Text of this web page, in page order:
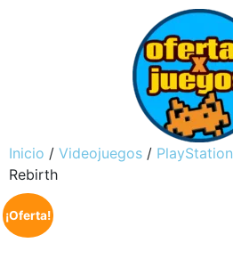
Inicio / Videojuegos / PlayStation
Rebirth
¡Oferta!